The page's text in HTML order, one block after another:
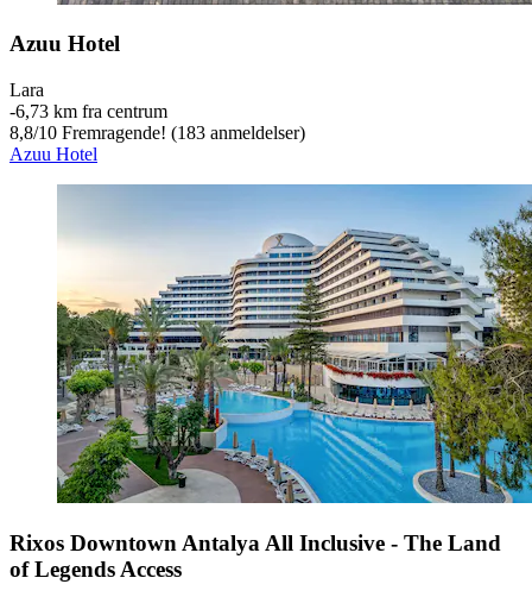
Azuu Hotel
Lara
‐6,73 km fra centrum
8,8/10 Fremragende! (183 anmeldelser)
Azuu Hotel
Rixos Downtown Antalya All Inclusive - The Land
of Legends Access